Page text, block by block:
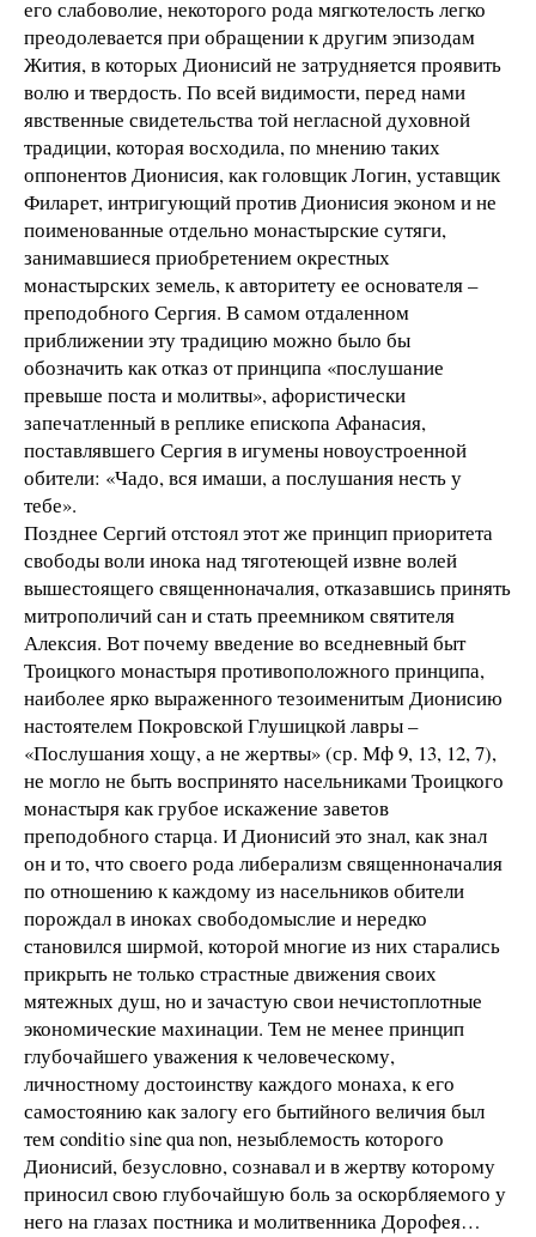
его слабоволие, некоторого рода мягкотелость легко
преодолевается при обращении к другим эпизодам
Жития, в которых Дионисий не затрудняется проявить
волю и твердость. По всей видимости, перед нами
явственные свидетельства той негласной духовной
традиции, которая восходила, по мнению таких
оппонентов Дионисия, как головщик Логин, уставщик
Филарет, интригующий против Дионисия эконом и не
поименованные отдельно монастырские сутяги,
занимавшиеся приобретением окрестных
монастырских земель, к авторитету ее основателя –
преподобного Сергия. В самом отдаленном
приближении эту традицию можно было бы
обозначить как отказ от принципа «послушание
превыше поста и молитвы», афористически
запечатленный в реплике епископа Афанасия,
поставлявшего Сергия в игумены новоустроенной
обители: «Чадо, вся имаши, а послушания несть у
тебе».
Позднее Сергий отстоял этот же принцип приоритета
свободы воли инока над тяготеющей извне волей
вышестоящего священноначалия, отказавшись принять
митрополичий сан и стать преемником святителя
Алексия. Вот почему введение во вседневный быт
Троицкого монастыря противоположного принципа,
наиболее ярко выраженного тезоименитым Дионисию
настоятелем Покровской Глушицкой лавры –
«Послушания хощу, а не жертвы» (ср. Мф 9, 13, 12, 7),
не могло не быть воспринято насельниками Троицкого
монастыря как грубое искажение заветов
преподобного старца. И Дионисий это знал, как знал
он и то, что своего рода либерализм священноначалия
по отношению к каждому из насельников обители
порождал в иноках свободомыслие и нередко
становился ширмой, которой многие из них старались
прикрыть не только страстные движения своих
мятежных душ, но и зачастую свои нечистоплотные
экономические махинации. Тем не менее принцип
глубочайшего уважения к человеческому,
личностному достоинству каждого монаха, к его
самостоянию как залогу его бытийного величия был
тем conditio sine qua non, незыблемость которого
Дионисий, безусловно, сознавал и в жертву которому
приносил свою глубочайшую боль за оскорбляемого у
него на глазах постника и молитвенника Дорофея…